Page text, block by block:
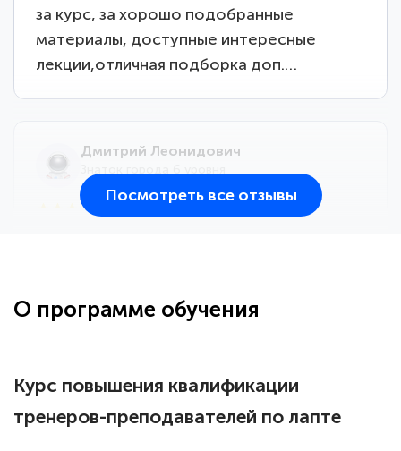
за курс, за хорошо подобранные
материалы, доступные интересные
лекции,отличная подборка доп.…
Дмитрий Леонидович
большое количество методических
Посмотреть все отзывы
О программе обучения
Курс повышения квалификации
тренеров-преподавателей по лапте